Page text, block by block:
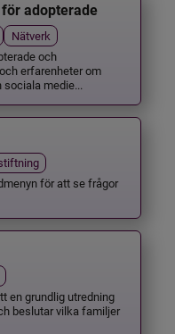
adopterade
Nätverk
och
erfarenheter om
sociala medie...
för att se frågor
en grundlig utredning
beslutar vilka familjer